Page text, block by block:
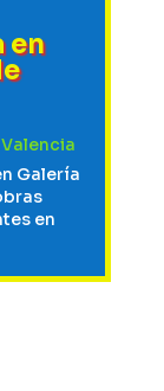
en
Valencia
Galería
en